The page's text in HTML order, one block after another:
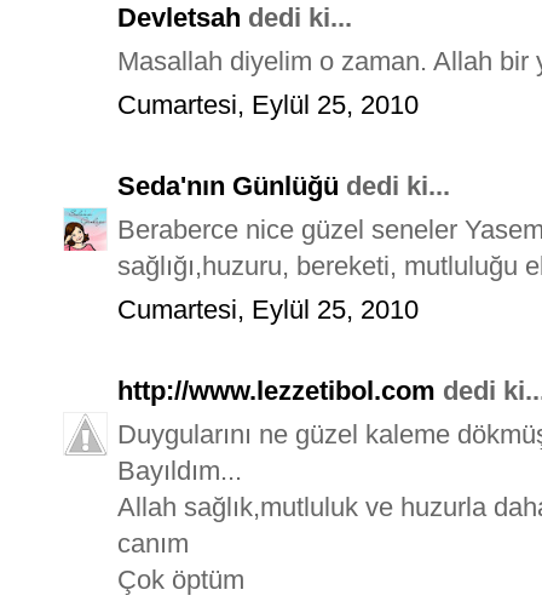
Devletsah dedi ki...
Masallah diyelim o zaman. Allah
Cumartesi, Eylül 25, 2010
Seda'nın Günlüğü dedi ki...
Beraberce nice güzel seneler
sağlığı,huzuru, bereketi, mutluluğu
Cumartesi, Eylül 25, 2010
http://www.lezzetibol.com dedi
Duygularını ne güzel kaleme
Bayıldım...
Allah sağlık,mutluluk ve huzurla
canım
Çok öptüm